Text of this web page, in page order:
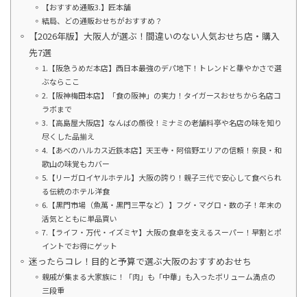
【おすすめ通販3.】匠本舗
結局、どの通販おせちがおすすめ？
【2026年版】大阪人が選ぶ！間違いのない人気おせち店・購入
先7選
1.【阪急うめだ本店】西日本最強のデパ地下！トレンドと華やかさで選
ぶならここ
2.【阪神梅田本店】「食の阪神」の実力！タイガースおせちから名店コ
ラボまで
3.【高島屋大阪店】なんばの顔役！ミナミの老舗料亭や名店の味を知り
尽くした品揃え
4.【あべのハルカス近鉄本店】天王寺・阿倍野エリアの信頼！奈良・和
歌山の味覚もカバー
5.【リーガロイヤルホテル】大阪の誇り！親子三代で安心して食べられ
る伝統のホテル洋食
6.【黒門市場（魚萬・黒門三平など）】フグ・マグロ・数の子！年末の
活気とともに単品買い
7.【ライフ・万代・イズミヤ】大阪の食卓を支えるスーパー！早割とポ
イントでお得にゲット
迷ったらコレ！目的と予算で選ぶ大阪のおすすめおせち
親戚が集まる大家族に！「肉」も「中華」も入ったボリューム満点の
三段重